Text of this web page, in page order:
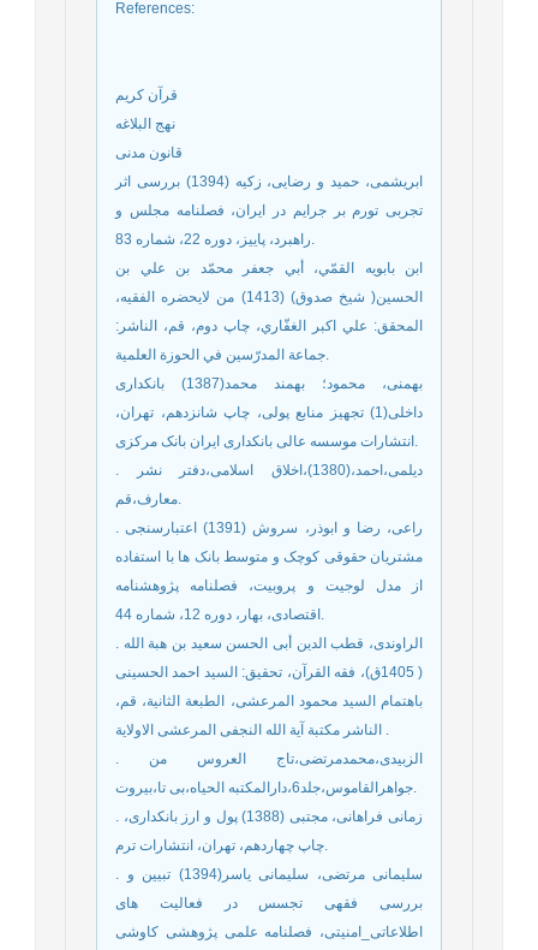
References:
قرآن کریم
نهج البلاغه
قانون مدنی
ابریشمی، حمید و رضایی، زکیه (1394) بررسی اثر
تجربی تورم بر جرایم در ایران، فصلنامه مجلس و
راهبرد، پاییز، دوره 22، شماره 83.
ابن بابويه القمّي، أبي جعفر محمّد بن علي بن
الحسين( شیخ صدوق) (1413) من لایحضره الفقیه،
المحقق: علي اكبر الغفّاري، چاپ دوم، قم، الناشر:
جماعة المدرّسين في الحوزة العلمية.
بهمنی، محمود؛ بهمند محمد(1387) بانکداری
داخلی(1) تجهیز منابع پولی، چاپ شانزدهم، تهران،
انتشارات موسسه عالی بانکداری ایران بانک مرکزی.
. دیلمی،احمد،(1380)،اخلاق اسلامی،دفتر نشر
معارف،قم.
. راعی، رضا و ابوذر، سروش (1391) اعتبارسنجی
مشتریان حقوقی کوچک و متوسط بانک ها با استفاده
از مدل لوجیت و پروبیت، فصلنامه پژوهشنامه
اقتصادی، بهار، دوره 12، شماره 44.
. الراوندی، قطب الدین أبی الحسن سعید بن هبة الله
( 1405ق)، فقه القرآن، تحقیق: السید احمد الحسینی
باهتمام السید محمود المرعشی، الطبعة الثانیة، قم،
الناشر مکتبة آیة الله النجفی المرعشی الاولایة .
. الزبیدی،محمدمرتضی،تاج العروس من
جواهرالقاموس،جلد6،دارالمکتبه الحیاه،بی تا،بیروت.
. زمانی فراهانی، مجتبی (1388) پول و ارز بانکداری،
چاپ چهاردهم، تهران، انتشارات ترم.
. سلیمانی مرتضی، سلیمانی یاسر(1394) تبیین و
بررسی فقهی تجسس در فعالیت های
اطلاعاتی_امنیتی، فصلنامه علمی پژوهشی کاوشی